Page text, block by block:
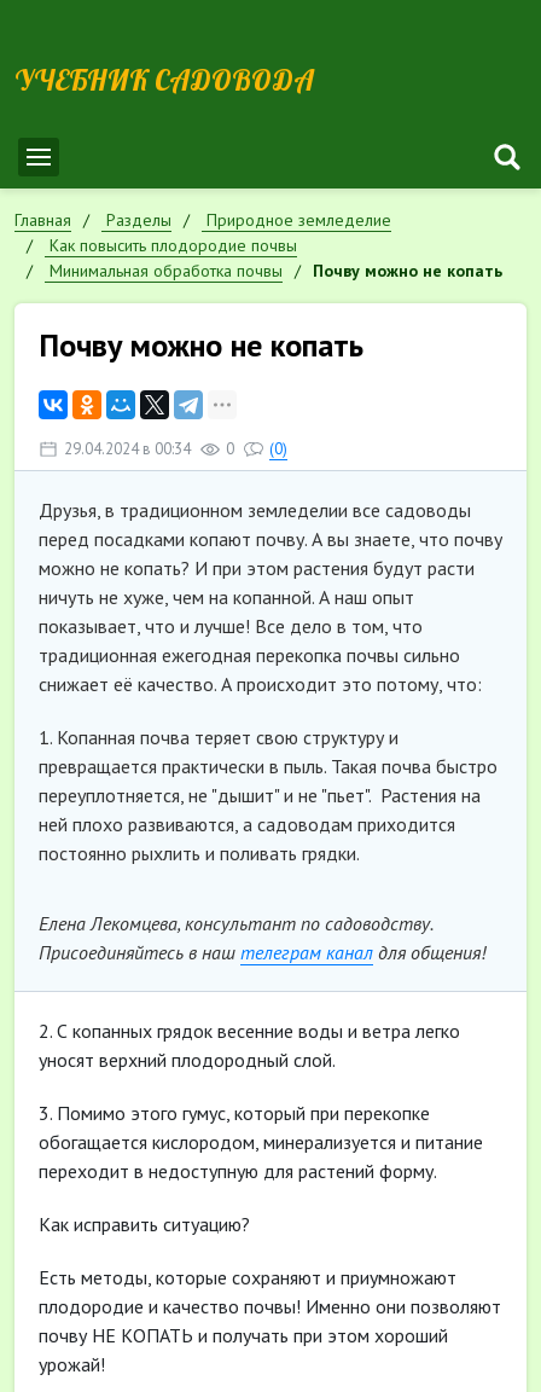
УЧЕБНИК САДОВОДА
Главная Разделы
Природное земледелие
Как повысить плодородие почвы
Минимальная обработка почвы
Почву можно не копать
Почву можно не копать
29.04.2024 в 00:34 0 (0)
Друзья, в традиционном земледелии все садоводы
перед посадками копают почву. А вы знаете, что почву
можно не копать? И при этом растения будут расти
ничуть не хуже, чем на копанной. А наш опыт
показывает, что и лучше! Все дело в том, что
традиционная ежегодная перекопка почвы сильно
снижает её качество. А происходит это потому, что:
1. Копанная почва теряет свою структуру и
превращается практически в пыль. Такая почва быстро
переуплотняется, не "дышит" и не "пьет". Растения на
ней плохо развиваются, а садоводам приходится
постоянно рыхлить и поливать грядки.
Елена Лекомцева, консультант по садоводству.
Присоединяйтесь в наш телеграм канал для общения!
2. С копанных грядок весенние воды и ветра легко
уносят верхний плодородный слой.
3. Помимо этого гумус, который при перекопке
обогащается кислородом, минерализуется и питание
переходит в недоступную для растений форму.
Как исправить ситуацию?
Есть методы, которые сохраняют и приумножают
плодородие и качество почвы! Именно они позволяют
почву НЕ КОПАТЬ и получать при этом хороший
урожай!